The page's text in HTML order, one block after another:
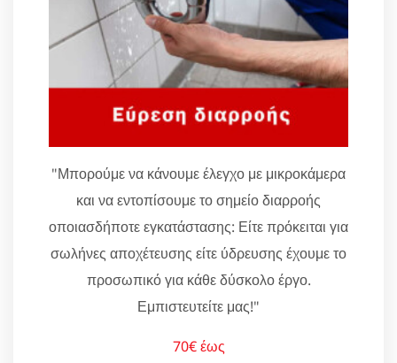
"Μπορούμε να κάνουμε έλεγχο με μικροκάμερα
και να εντοπίσουμε το σημείο διαρροής
οποιασδήποτε εγκατάστασης: Είτε πρόκειται για
σωλήνες αποχέτευσης είτε ύδρευσης έχουμε το
προσωπικό για κάθε δύσκολο έργο.
Εμπιστευτείτε μας!"
70€ έως